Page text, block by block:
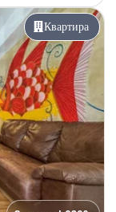
Квартира